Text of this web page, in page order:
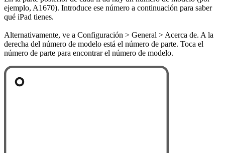
ejemplo, A1670). Introduce ese número a continuación para saber
qué iPad tienes.
Alternativamente, ve a Configuración > General > Acerca de. A la
derecha del número de modelo está el número de parte. Toca el
número de parte para encontrar el número de modelo.